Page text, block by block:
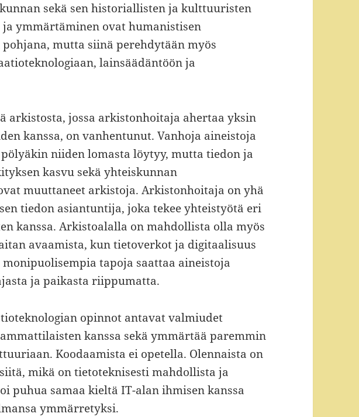
sekä sen historiallisten ja kulttuuristen
ymmärtäminen ovat humanistisen
mutta siinä perehdytään myös
lainsäädäntöön ja
arkistosta, jossa arkistonhoitaja ahertaa yksin
kanssa, on vanhentunut. Vanhoja aineistoja
pölyäkin niiden lomasta löytyy, mutta tiedon ja
kasvu sekä yhteiskunnan
muuttaneet arkistoja. Arkistonhoitaja on yhä
tiedon asiantuntija, joka tekee yhteistyötä eri
kanssa. Arkistoalalla on mahdollista olla myös
avaamista, kun tietoverkot ja digitaalisuus
tapoja saattaa aineistoja
ja paikasta riippumatta.
opinnot antavat valmiudet
kanssa sekä ymmärtää paremmin
Koodaamista ei opetella. Olennaista on
mikä on tietoteknisesti mahdollista ja
puhua samaa kieltä IT-alan ihmisen kanssa
ymmärretyksi.